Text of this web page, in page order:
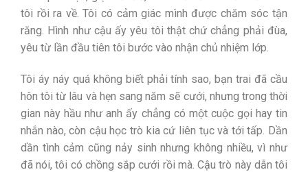
tôi rồi ra về. Tôi có cảm giác mình được chăm sóc tận
răng. Hình như cậu ấy yêu tôi thật chứ chẳng phải đùa,
yêu từ lần đầu tiên tôi bước vào nhận chủ nhiệm lớp.
Tôi áy náy quá không biết phải tính sao, bạn trai đã cầu
hôn tôi từ lâu và hẹn sang năm sẽ cưới, nhưng trong thời
gian này hầu như anh ấy chẳng có một cuộc gọi hay tin
nhắn nào, còn cậu học trò kia cứ liên tục và tới tấp. Dần
dần tình cảm cũng nảy sinh nhưng không nhiều, vì như
đã nói, tôi có chồng sắp cưới rồi mà. Cậu trò này dẫn tôi